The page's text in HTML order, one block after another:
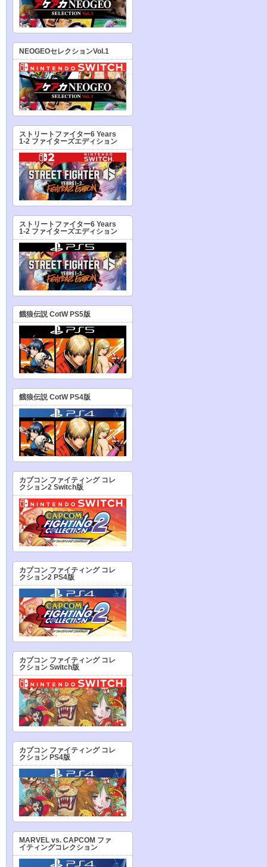
NEOGEOセレクションVol.1
ストリートファイター6 Years
1-2 ファイターズエディション
ストリートファイター6 Years
1-2 ファイターズエディション
餓狼伝説 CotW PS5版
餓狼伝説 CotW PS4版
カプコン ファイティング コレ
クション2 Switch版
カプコン ファイティング コレ
クション2 PS4版
カプコン ファイティング コレ
クション Switch版
カプコン ファイティング コレ
クション PS4版
MARVEL vs. CAPCOM ファ
イティングコレクション